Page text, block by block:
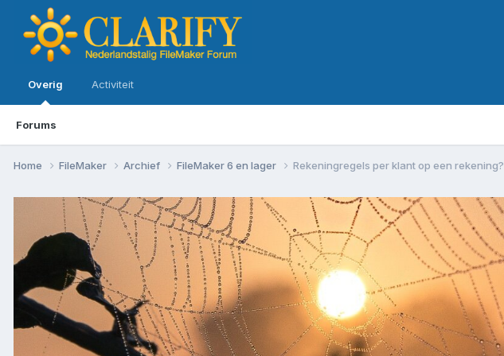
Overig
Forums
Activiteit
Home FileMaker Archief FileMaker 6 en lager Rekeningregels per klant op een rekening?